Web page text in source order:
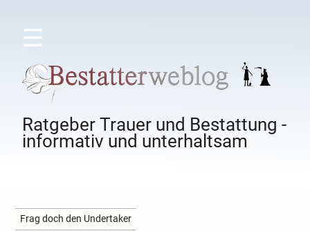
☰
Ratgeber Trauer und Bestattung -
informativ und unterhaltsam
Frag doch den Undertaker